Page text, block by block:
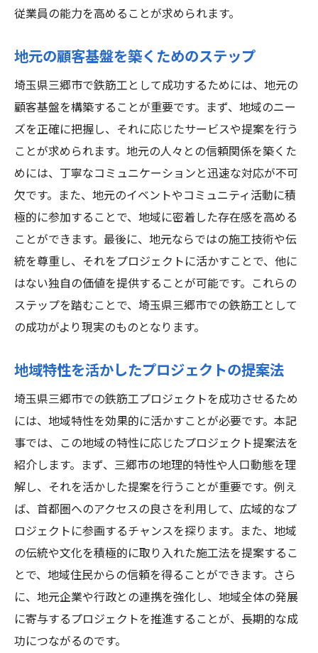
従業員の能力を高めることが求められます。
地元の顧客基盤を築くためのステップ
埼玉県三郷市で鉄筋工として成功するためには、地元の
顧客基盤を構築することが重要です。まず、地域のニー
ズを正確に把握し、それに応じたサービスや提案を行う
ことが求められます。地元の人々との信頼関係を築くた
めには、丁寧なコミュニケーションと迅速な対応が不可
欠です。また、地元のイベントやコミュニティ活動に積
極的に参加することで、地域に密着した存在感を高める
ことができます。最後に、地元ならではの施工技術や伝
統を尊重し、それをプロジェクトに活かすことで、他に
はない独自の価値を提供することが可能です。これらの
ステップを踏むことで、埼玉県三郷市での鉄筋工として
の成功がより現実のものとなります。
地域特性を活かしたプロジェクトの提案法
埼玉県三郷市での鉄筋工プロジェクトを成功させるため
には、地域特性を効果的に活かすことが必要です。本記
事では、この地域の特性に応じたプロジェクト提案法を
紹介します。まず、三郷市の地理的特性や人口動態を理
解し、それを活かした提案を行うことが重要です。例え
ば、首都圏へのアクセスの良さを利用して、広域的なプ
ロジェクトに参画するチャンスを探ります。また、地域
の伝統や文化を積極的に取り入れた施工法を提案するこ
とで、地域住民からの信頼を得ることができます。さら
に、地元企業や行政との連携を強化し、地域全体の発展
に寄与するプロジェクトを推進することが、長期的な成
功につながるのです。